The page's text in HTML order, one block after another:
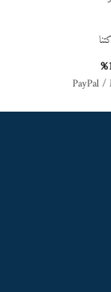
PayPal